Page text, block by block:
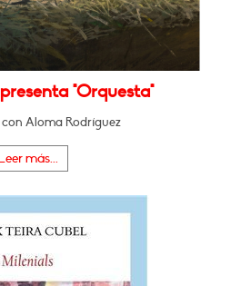
"Orquesta"
Aloma Rodríguez
Leer más...